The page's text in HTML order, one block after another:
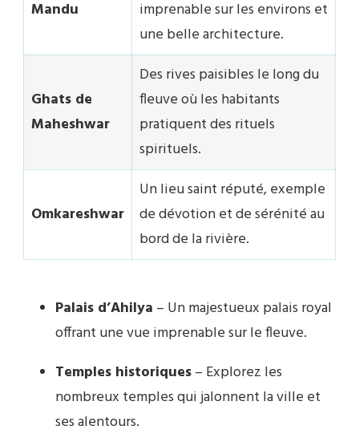
Mandu
imprenable sur les environs et
une belle architecture.
Ghats de
Maheshwar
Des rives paisibles le long du
fleuve où les habitants
pratiquent des rituels
spirituels.
Omkareshwar
Un lieu saint réputé, exemple
de dévotion et de sérénité au
bord de la rivière.
Palais d’Ahilya – Un majestueux palais royal
offrant une vue imprenable sur le fleuve.
Temples historiques– Explorez les
nombreux temples qui jalonnent la ville et
ses alentours.